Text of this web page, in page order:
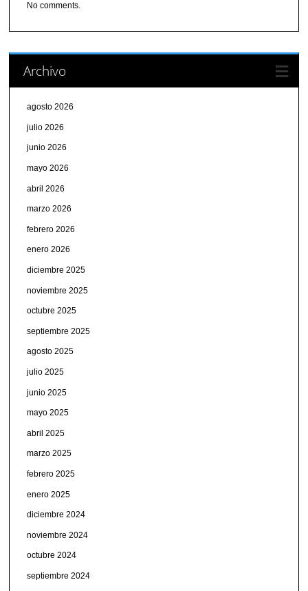
No comments.
Archivo
agosto 2026
julio 2026
junio 2026
mayo 2026
abril 2026
marzo 2026
febrero 2026
enero 2026
diciembre 2025
noviembre 2025
octubre 2025
septiembre 2025
agosto 2025
julio 2025
junio 2025
mayo 2025
abril 2025
marzo 2025
febrero 2025
enero 2025
diciembre 2024
noviembre 2024
octubre 2024
septiembre 2024